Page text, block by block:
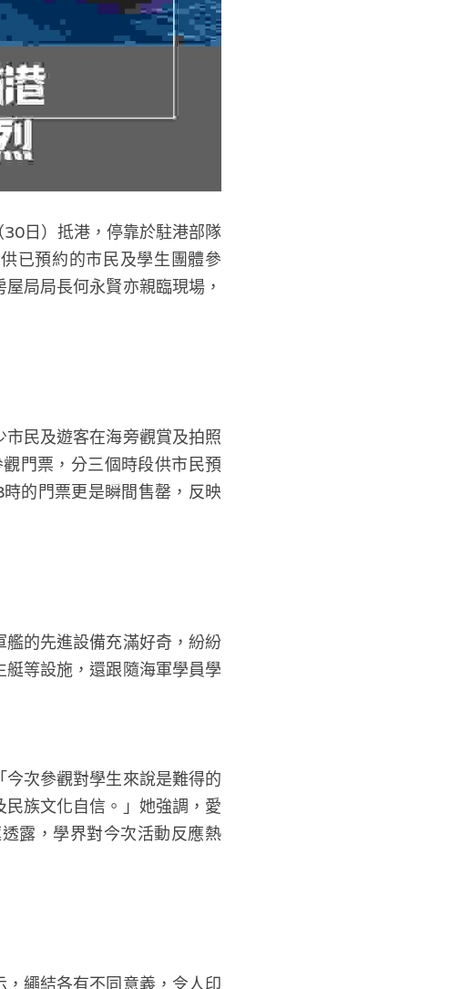
日）抵港，停靠於駐港部隊
已預約的市民及學生團體參
局局長何永賢亦親臨現場，
民及遊客在海旁觀賞及拍照
門票，分三個時段供市民預
的門票更是瞬間售罄，反映
的先進設備充滿好奇，紛紛
等設施，還跟隨海軍學員學
次參觀對學生來說是難得的
族文化自信。」她強調，愛
露，學界對今次活動反應熱
繩結各有不同意義，令人印